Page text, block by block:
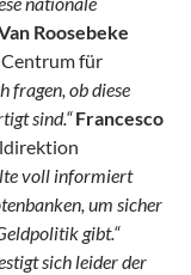
Roosebeke
für
fragen, ob diese
sind.“ Francesco
voll informiert
um sicher
gibt.“
sich leider der